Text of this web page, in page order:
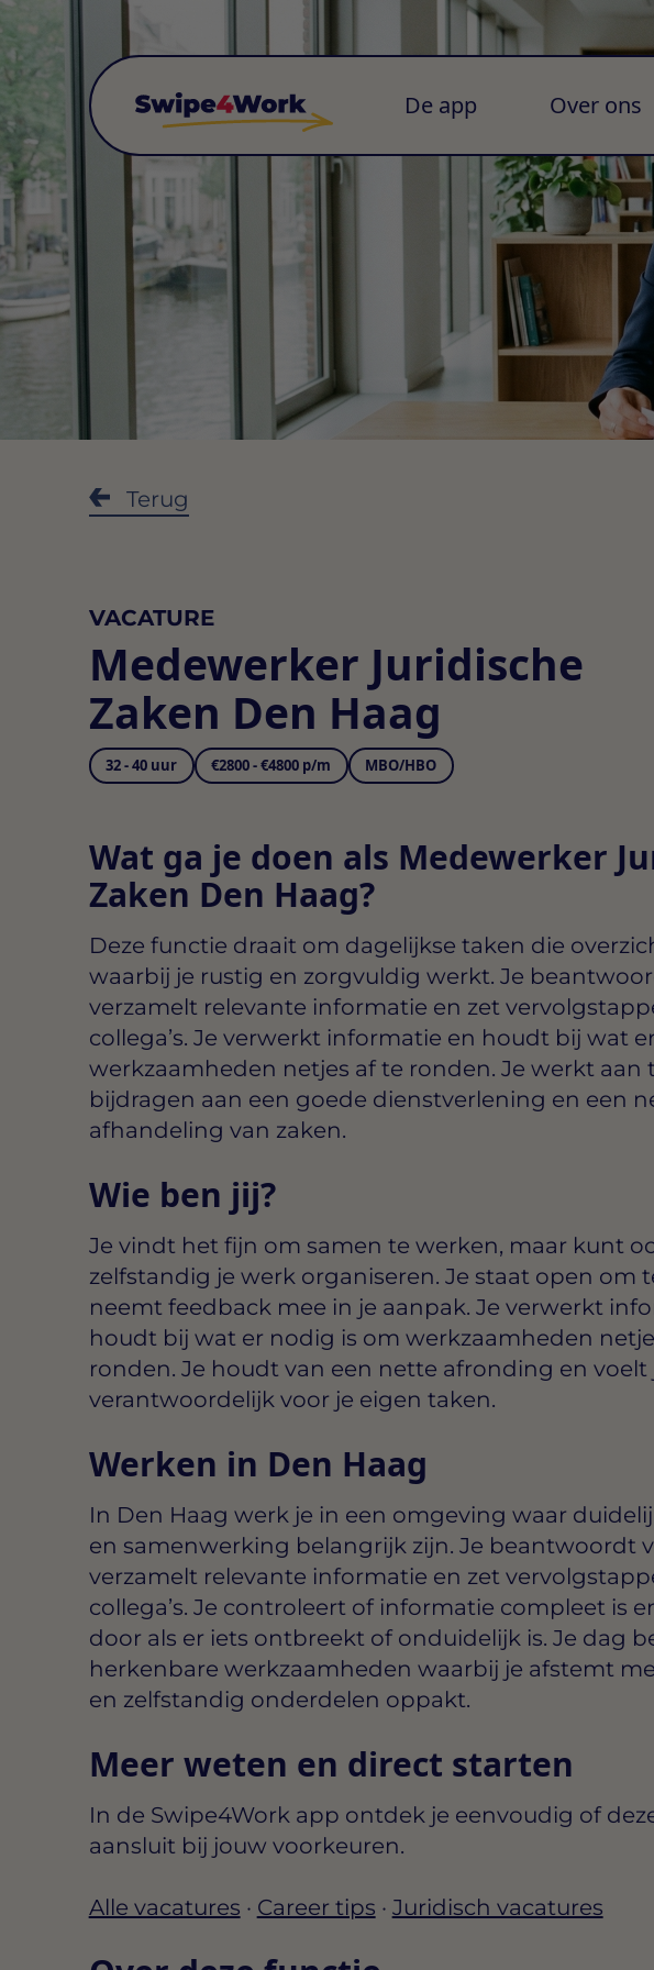
De app Over ons
Terug
VACATURE
Medewerker Juridische
Zaken Den Haag
32 - 40 uur €2800 - €4800 p/m MBO/HBO
Wat ga je doen als Medewerker
Zaken Den Haag?
Deze functie draait om dagelijkse taken die
waarbij je rustig en zorgvuldig werkt. Je
verzamelt relevante informatie en zet
collega’s. Je verwerkt informatie en houdt bij wat
werkzaamheden netjes af te ronden. Je werkt aan
bijdragen aan een goede dienstverlening en een
afhandeling van zaken.
Wie ben jij?
Je vindt het fijn om samen te werken, maar kunt
zelfstandig je werk organiseren. Je staat open om
neemt feedback mee in je aanpak. Je verwerkt
houdt bij wat er nodig is om werkzaamheden
ronden. Je houdt van een nette afronding en voelt
verantwoordelijk voor je eigen taken.
Werken in Den Haag
In Den Haag werk je in een omgeving waar
en samenwerking belangrijk zijn. Je beantwoordt
verzamelt relevante informatie en zet
collega’s. Je controleert of informatie compleet is
door als er iets ontbreekt of onduidelijk is. Je dag
herkenbare werkzaamheden waarbij je afstemt
en zelfstandig onderdelen oppakt.
Meer weten en direct starten
In de Swipe4Work app ontdek je eenvoudig of
aansluit bij jouw voorkeuren.
Alle vacatures · Career tips · Juridisch vacatures